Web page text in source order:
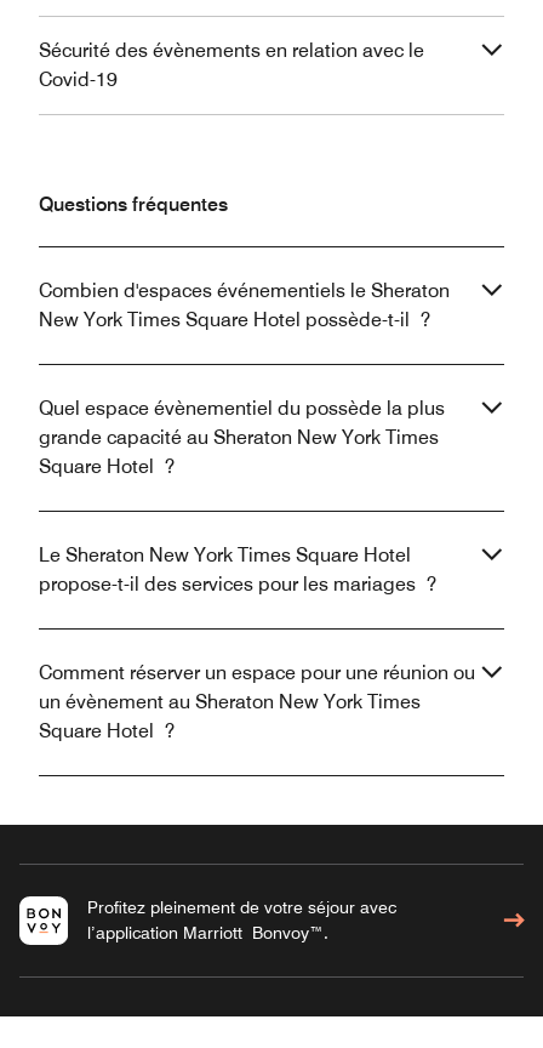
Sécurité des évènements en relation avec le
Covid-19
Questions fréquentes
Combien d'espaces événementiels le Sheraton
New York Times Square Hotel possède-t-il ?
Quel espace évènementiel du possède la plus
grande capacité au Sheraton New York Times
Square Hotel ?
Le Sheraton New York Times Square Hotel
propose-t-il des services pour les mariages ?
Comment réserver un espace pour une réunion ou
un évènement au Sheraton New York Times
Square Hotel ?
Profitez pleinement de votre séjour avec
l’application Marriott Bonvoy™.